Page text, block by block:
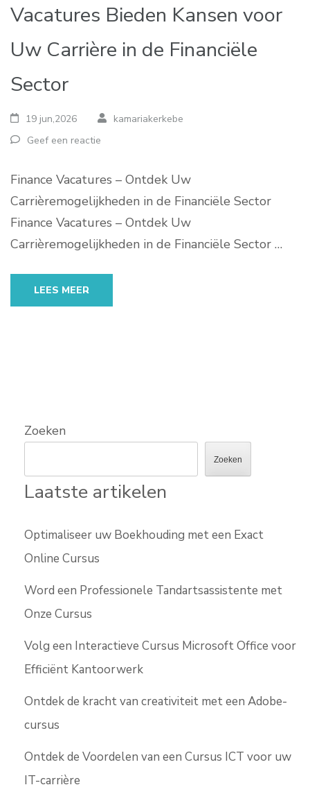
Vacatures Bieden Kansen voor
Uw Carrière in de Financiële
Sector
19 jun,2026
kamariakerkebe
Geef een reactie
Finance Vacatures – Ontdek Uw
Carrièremogelijkheden in de Financiële Sector
Finance Vacatures – Ontdek Uw
Carrièremogelijkheden in de Financiële Sector …
LEES MEER
Zoeken
Zoeken
Laatste artikelen
Optimaliseer uw Boekhouding met een Exact
Online Cursus
Word een Professionele Tandartsassistente met
Onze Cursus
Volg een Interactieve Cursus Microsoft Office voor
Efficiënt Kantoorwerk
Ontdek de kracht van creativiteit met een Adobe-
cursus
Ontdek de Voordelen van een Cursus ICT voor uw
IT-carrière